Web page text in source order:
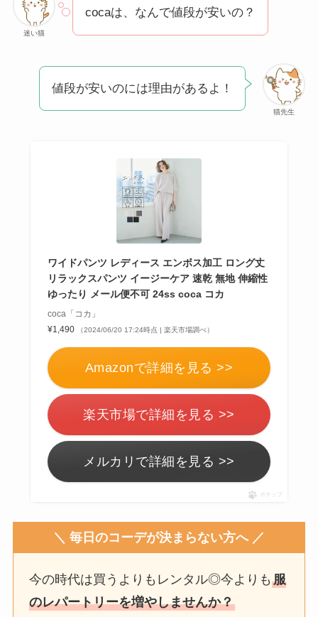
方法も解説！
クレ・ド・ポー ボー
人気？安く買える方
気？安く買える方法
も解説！
い？高すぎる？人気
の理由と安く買える
方法も解説！
迷い猫
cocaは、なんで値段が安いの？
猫先生
値段が安いのには理由があるよ！
ワイドパンツ レディース エンボス加工 ロング丈
リラックスパンツ イージーケア 速乾 無地 伸縮性
ゆったり メール便不可 24ss coca コカ
coca「コカ」
¥1,490
（2024/06/20 17:24時点 | 楽天市場調べ）
Amazonで詳細を見る >>
楽天市場で詳細を見る >>
メルカリで詳細を見る >>
ポチップ
＼ 毎日のコーデが決まらない方へ ／
今の時代は買うよりもレンタル◎今よりも服
のレパートリーを増やしませんか？